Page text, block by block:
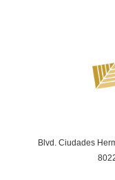
Blvd. Ciudades